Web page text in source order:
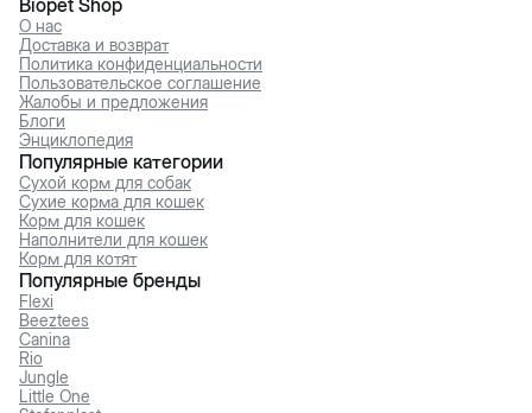
Biopet Shop
О нас
Доставка и возврат
Политика конфиденциальности
Пользовательское соглашение
Жалобы и предложения
Блоги
Энциклопедия
Популярные категории
Сухой корм для собак
Сухие корма для кошек
Корм для кошек
Наполнители для кошек
Корм для котят
Популярные бренды
Flexi
Beeztees
Canina
Rio
Jungle
Little One